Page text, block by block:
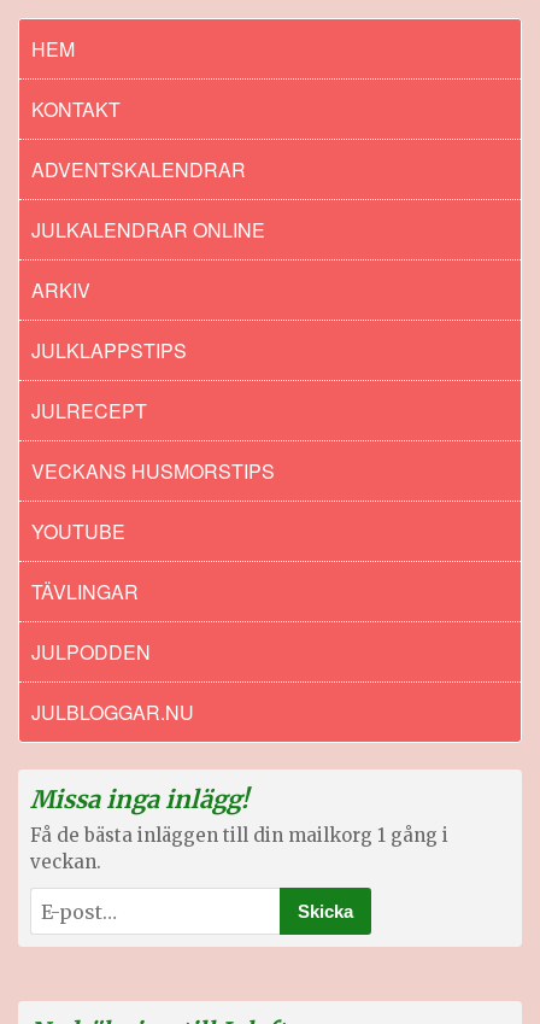
HEM
KONTAKT
ADVENTSKALENDRAR
JULKALENDRAR ONLINE
ARKIV
JULKLAPPSTIPS
JULRECEPT
VECKANS HUSMORSTIPS
YOUTUBE
TÄVLINGAR
JULPODDEN
JULBLOGGAR.NU
Missa inga inlägg!
Få de bästa inläggen till din mailkorg 1 gång i
veckan.